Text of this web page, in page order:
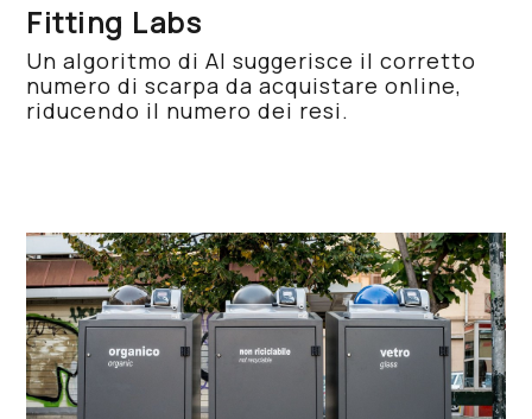
Fitting Labs
Un algoritmo di AI suggerisce il corretto
numero di scarpa da acquistare online,
riducendo il numero dei resi.